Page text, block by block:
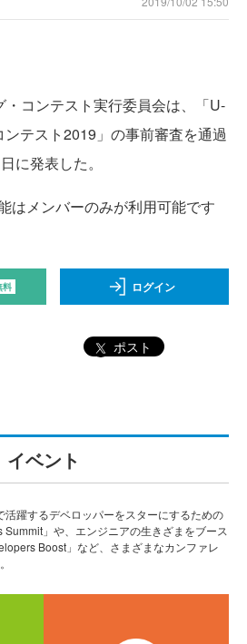
コンテスト実行委員会は、「U-
テスト2019」の事前審査を通過
に発表した。
はメンバーのみが利用可能です
料 ログイン
ポスト
イベント
躍するデベロッパーをスターにするための
」や、エンジニアの生きざまをブース
Boost」など、さまざまなカンファレ